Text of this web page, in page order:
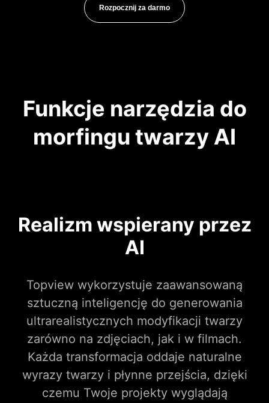
Rozpocznij za darmo
Funkcje narzędzia do
morfingu twarzy AI
Realizm wspierany przez
AI
Topview wykorzystuje zaawansowaną
sztuczną inteligencję do generowania
ultrarealistycznych modyfikacji twarzy
zarówno na zdjęciach, jak i w filmach.
Każda transformacja oddaje naturalne
wyrazy twarzy i płynne przejścia, dzięki
czemu Twoje projekty wyglądają